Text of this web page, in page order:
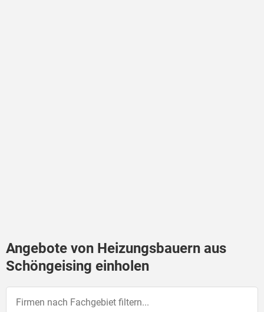
Angebote von Heizungsbauern aus
Schöngeising einholen